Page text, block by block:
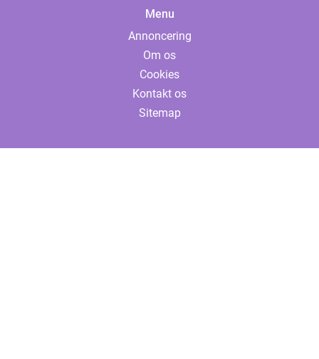
Menu
Annoncering
Om os
Cookies
Kontakt os
Sitemap